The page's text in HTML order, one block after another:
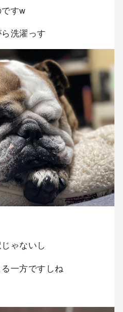
すw
洗濯っす
ゃないし
一方ですしね